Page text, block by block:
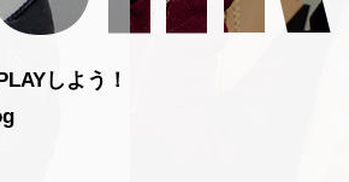
しよう！